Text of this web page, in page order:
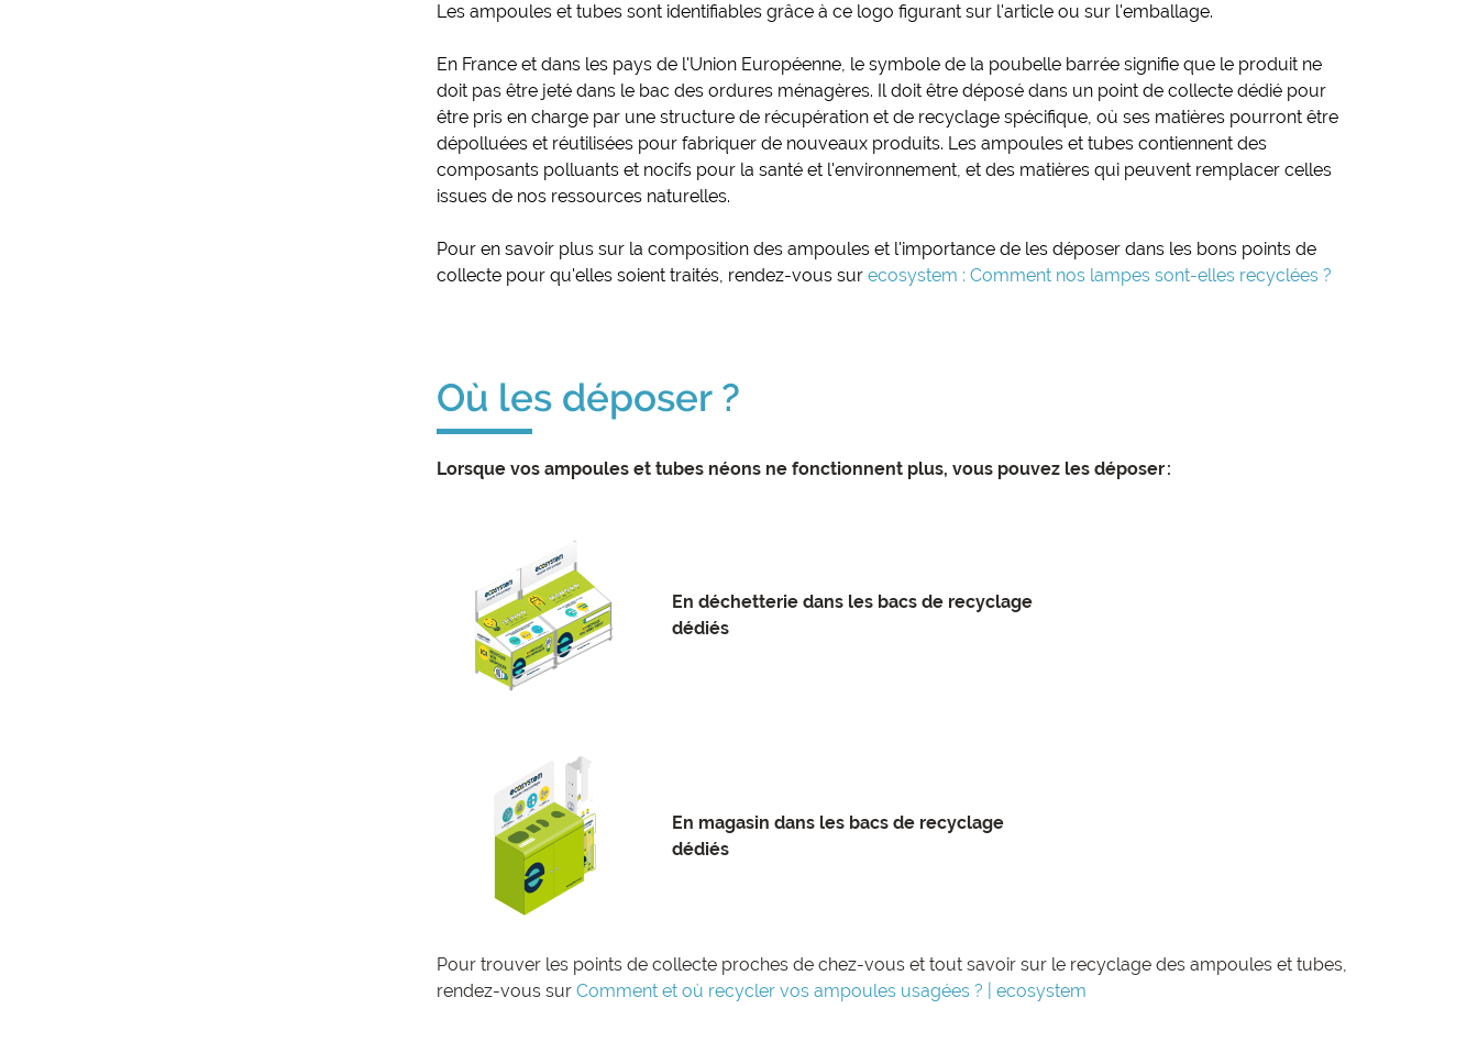
Les ampoules et tubes sont identifiables grâce à ce logo figurant sur l'article ou sur l'emballage.
En France et dans les pays de l'Union Européenne, le symbole de la poubelle barrée signifie que le produit ne
doit pas être jeté dans le bac des ordures ménagères. Il doit être déposé dans un point de collecte dédié pour
être pris en charge par une structure de récupération et de recyclage spécifique, où ses matières pourront être
dépolluées et réutilisées pour fabriquer de nouveaux produits. Les ampoules et tubes contiennent des
composants polluants et nocifs pour la santé et l'environnement, et des matières qui peuvent remplacer celles
issues de nos ressources naturelles.
Pour en savoir plus sur la composition des ampoules et l'importance de les déposer dans les bons points de
collecte pour qu'elles soient traités, rendez-vous sur ecosystem : Comment nos lampes sont-elles recyclées ?
Où les déposer ?
Lorsque vos ampoules et tubes néons ne fonctionnent plus, vous pouvez les déposer :
En déchetterie dans les bacs de recyclage
dédiés
En magasin dans les bacs de recyclage
dédiés
Pour trouver les points de collecte proches de chez-vous et tout savoir sur le recyclage des ampoules et tubes,
rendez-vous sur Comment et où recycler vos ampoules usagées ? | ecosystem